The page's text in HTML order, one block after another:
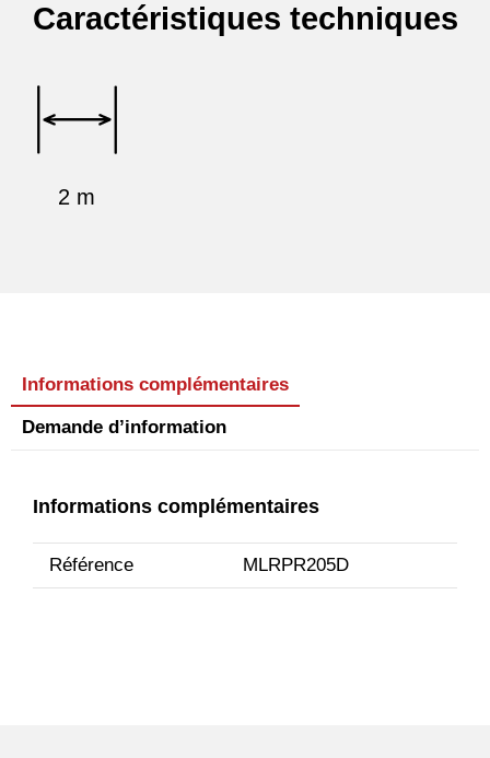
Caractéristiques techniques
2 m
Informations complémentaires
Demande d’information
Informations complémentaires
Référence MLRPR205D